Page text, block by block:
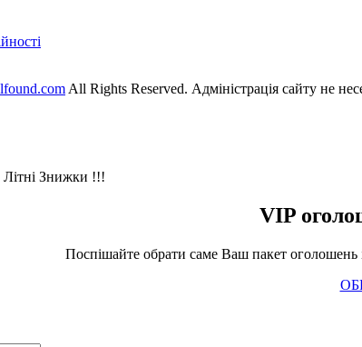
All Rights Reserved. Адміністрація сайту не
Літні Знижки !!!
VIP
Поспішайте обрати саме Ваш пакет оголошень